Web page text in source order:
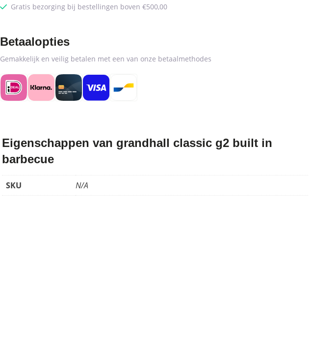
Gratis bezorging bij bestellingen boven €500,00
Betaalopties
Gemakkelijk en veilig betalen met een van onze betaalmethodes
Eigenschappen van grandhall classic g2 built in
barbecue
SKU N/A